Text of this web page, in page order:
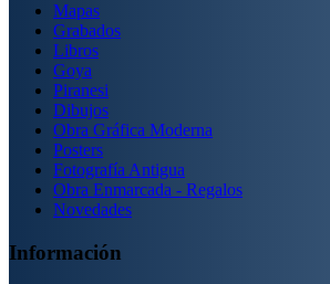
Mapas
Grabados
Libros
Goya
Piranesi
Dibujos
Obra Gráfica Moderna
Posters
Fotografía Antigua
Obra Enmarcada - Regalos
Novedades
Información